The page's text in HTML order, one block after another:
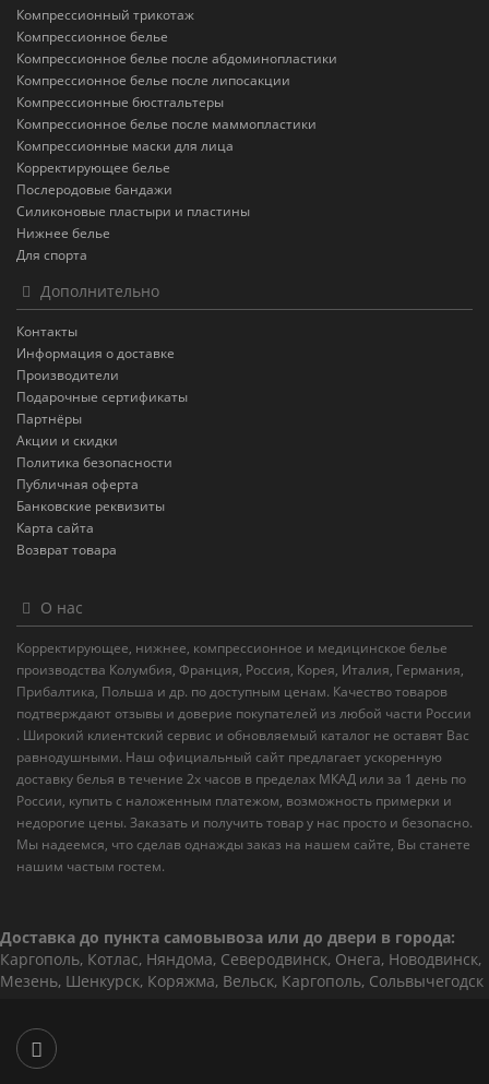
Компрессионный трикотаж
Компрессионное белье
Компрессионное белье после абдоминопластики
Компрессионное белье после липосакции
Компрессионные бюстгальтеры
Компрессионное белье после маммопластики
Компрессионные маски для лица
Корректирующее белье
Послеродовые бандажи
Силиконовые пластыри и пластины
Нижнее белье
Для спорта
Дополнительно
Контакты
Информация о доставке
Производители
Подарочные сертификаты
Партнёры
Акции и скидки
Политика безопасности
Публичная оферта
Банковские реквизиты
Карта сайта
Возврат товара
О нас
Корректирующее, нижнее, компрессионное и медицинское белье
производства Колумбия, Франция, Россия, Корея, Италия, Германия,
Прибалтика, Польша и др. по доступным ценам. Качество товаров
подтверждают отзывы и доверие покупателей из любой части России
. Широкий клиентский сервис и обновляемый каталог не оставят Вас
равнодушными. Наш официальный сайт предлагает ускоренную
доставку белья в течение 2х часов в пределах МКАД или за 1 день по
России, купить с наложенным платежом, возможность примерки и
недорогие цены. Заказать и получить товар у нас просто и безопасно.
Мы надеемся, что сделав однажды заказ на нашем сайте, Вы станете
нашим частым гостем.
Доставка до пункта самовывоза или до двери в города:
Каргополь, Котлас, Няндома, Северодвинск, Онега, Новодвинск,
Мезень, Шенкурск, Коряжма, Вельск, Каргополь, Сольвычегодск